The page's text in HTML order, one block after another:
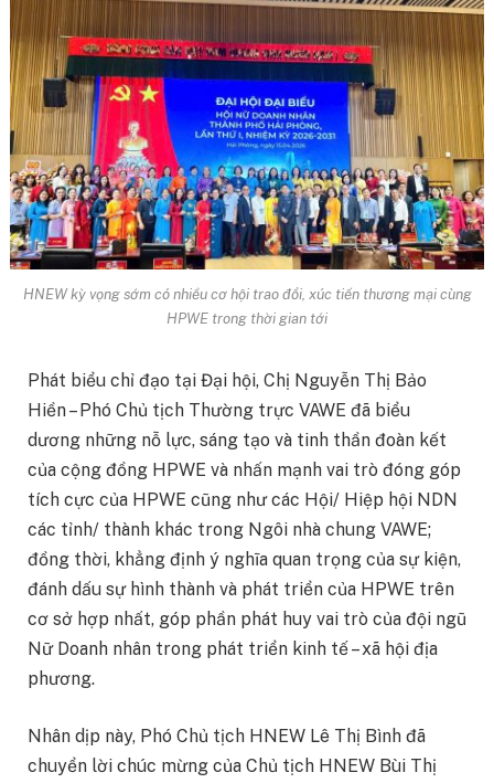
HNEW kỳ vọng sớm có nhiều cơ hội trao đổi, xúc tiến thương mại cùng
HPWE trong thời gian tới
Phát biểu chỉ đạo tại Đại hội, Chị Nguyễn Thị Bảo
Hiền – Phó Chủ tịch Thường trực VAWE đã biểu
dương những nỗ lực, sáng tạo và tinh thần đoàn kết
của cộng đồng HPWE và nhấn mạnh vai trò đóng góp
tích cực của HPWE cũng như các Hội/ Hiệp hội NDN
các tỉnh/ thành khác trong Ngôi nhà chung VAWE;
đồng thời, khẳng định ý nghĩa quan trọng của sự kiện,
đánh dấu sự hình thành và phát triển của HPWE trên
cơ sở hợp nhất, góp phần phát huy vai trò của đội ngũ
Nữ Doanh nhân trong phát triển kinh tế – xã hội địa
phương.
Nhân dịp này, Phó Chủ tịch HNEW Lê Thị Bình đã
chuyển lời chúc mừng của Chủ tịch HNEW Bùi Thị